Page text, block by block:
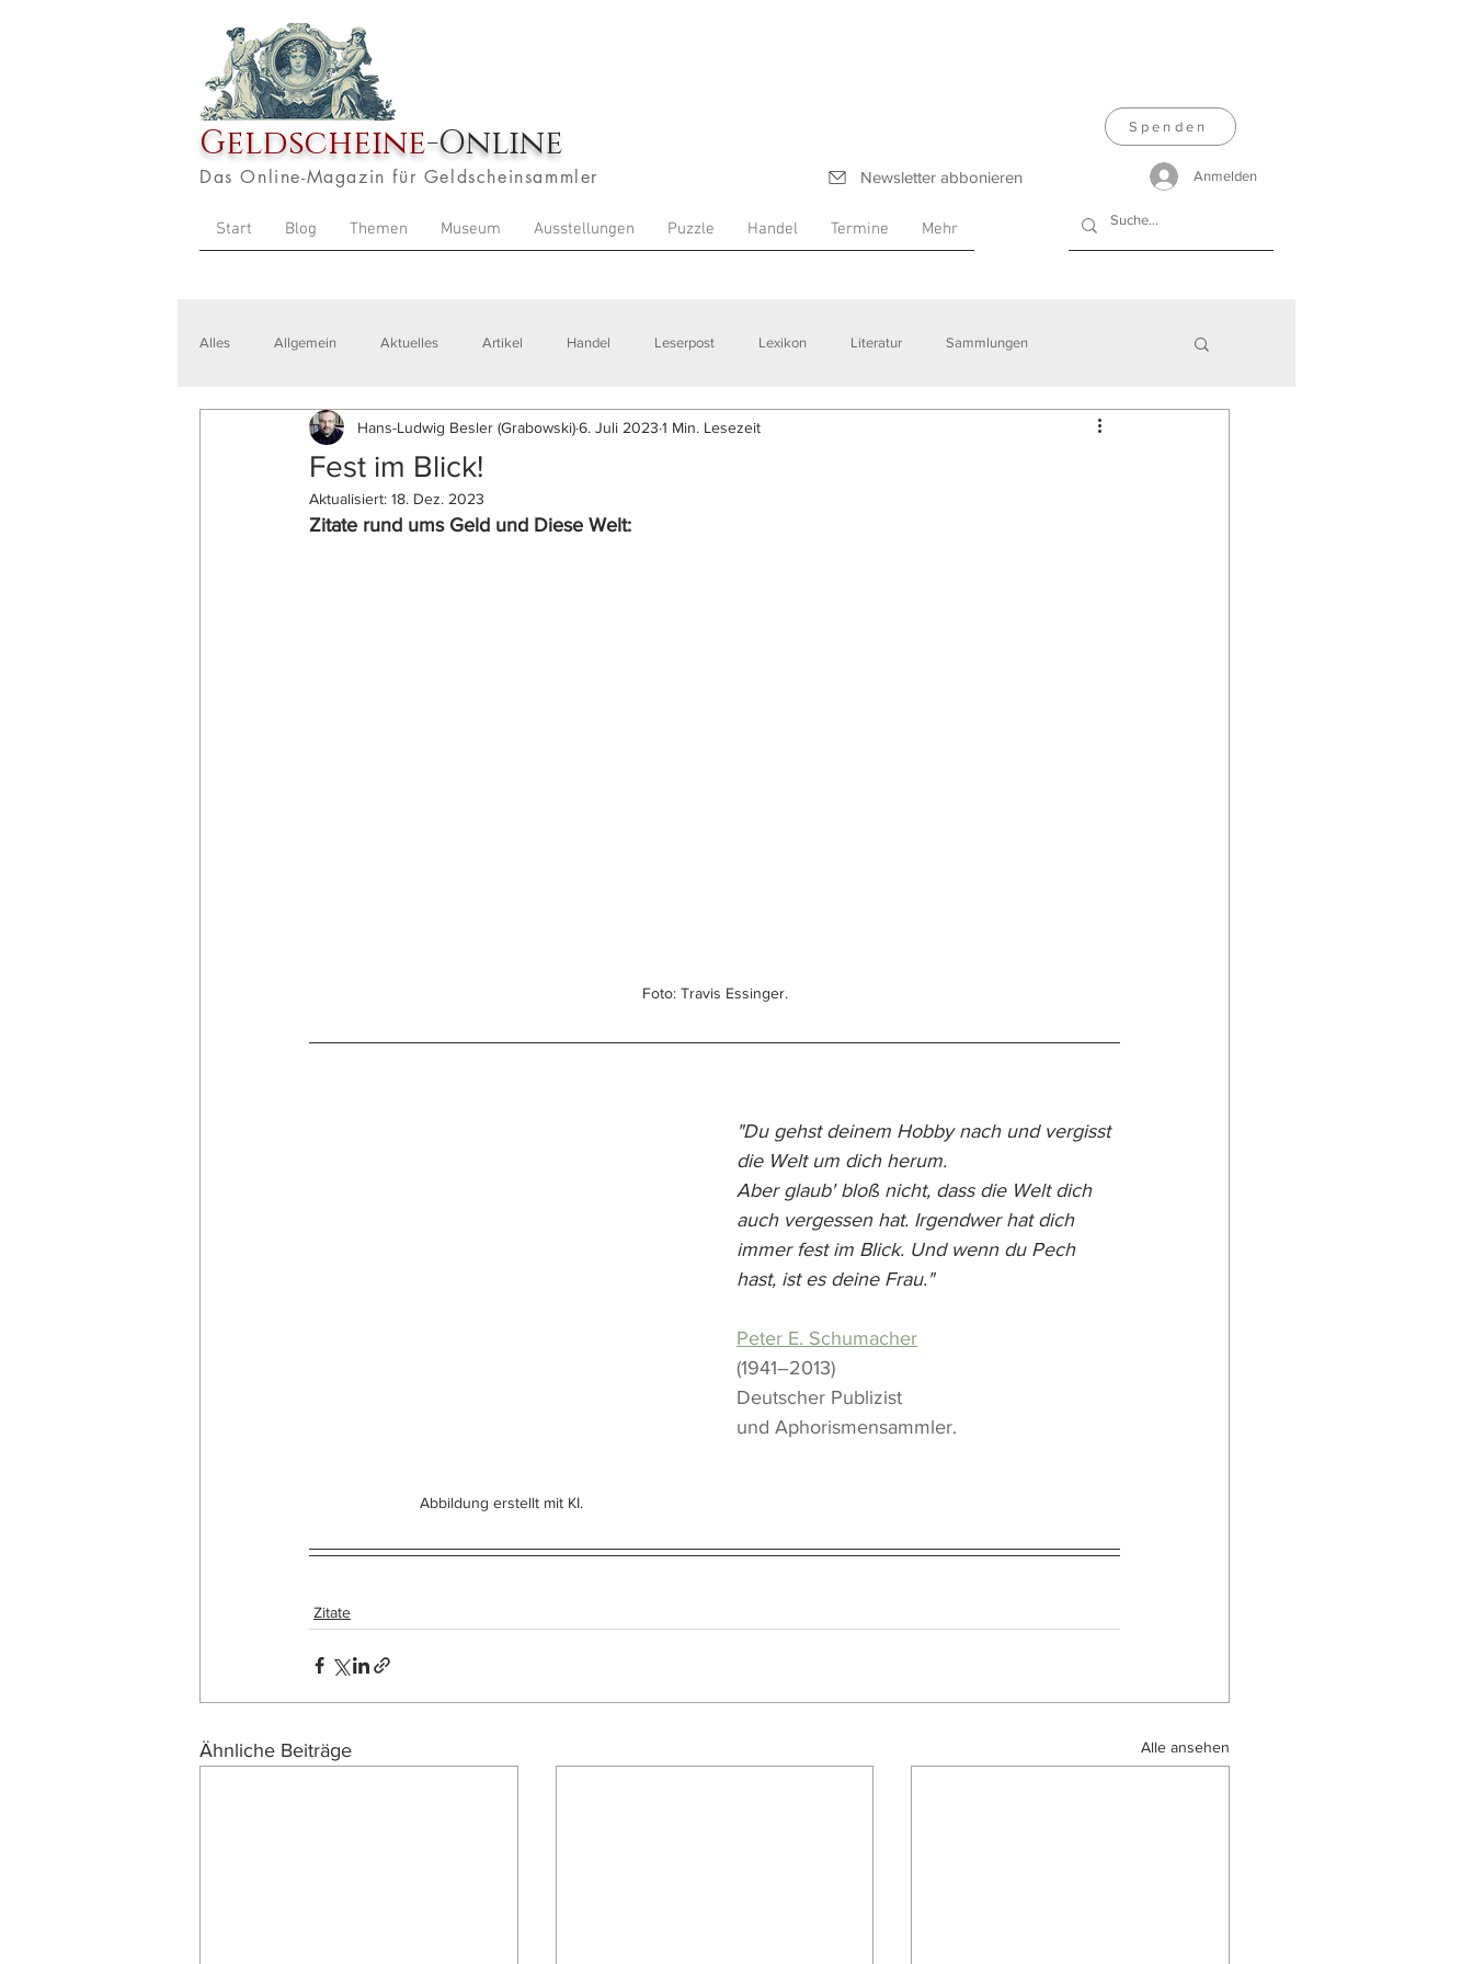
Geldscheine-Online
Das Online-Magazin für Geldscheinsammler Newsletter abbonieren
Start Blog Themen Museum Ausstellungen Puzzle Handel Termine Mehr
Spenden
Anmelden
Alles Allgemein Aktuelles Artikel Handel Leserpost Lexikon Literatur Sammlungen
Veranstaltungen Zitate Ausstellungen
Fest im Blick!
Hans-Ludwig Besler (Grabowski)6. Juli 2023 1 Min. Lesezeit
Aktualisiert: 18. Dez. 2023
Zitate rund ums Geld und Diese Welt:
Foto: Travis Essinger.
Abbildung erstellt mit KI.
"Du gehst deinem Hobby nach und vergisst
die Welt um dich herum.
Aber glaub' bloß nicht, dass die Welt dich
auch vergessen hat. Irgendwer hat dich
immer fest im Blick. Und wenn du Pech
hast, ist es deine Frau."
Peter E. Schumacher
(1941–2013)
Deutscher Publizist
und Aphorismensammler.
Zitate
Ähnliche Beiträge Alle ansehen